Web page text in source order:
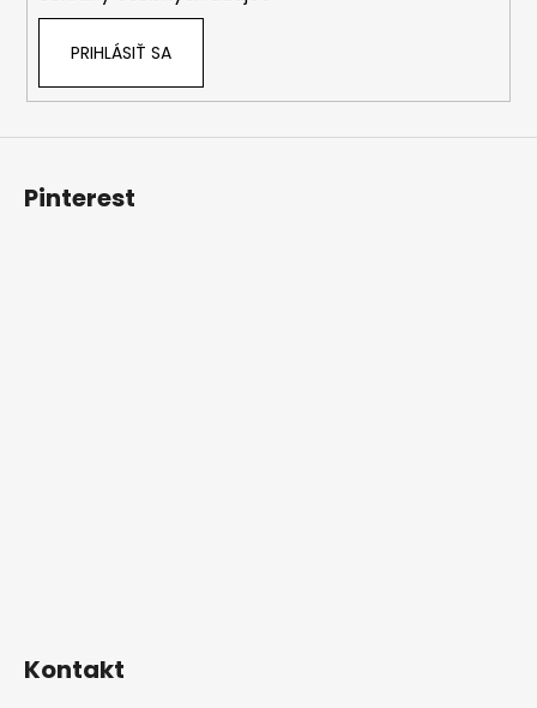
PRIHLÁSIŤ SA
Pinterest
Kontakt